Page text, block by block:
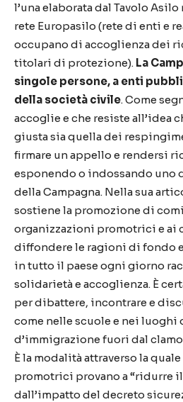
l’una elaborata dal Tavolo Asilo
rete Europasilo (rete di enti e
occupano di accoglienza dei
titolari di protezione). La
singole persone, a enti
della società civile. Come
accoglie e che resiste all’idea
giusta sia quella dei
firmare un appello e rendersi
esponendo o indossando
della Campagna. Nella sua
sostiene la promozione di
organizzazioni promotrici e ai
diffondere le ragioni di fondo
in tutto il paese ogni giorno
solidarietà e accoglienza. È
per dibattere, incontrare e
come nelle scuole e nei luoghi
d’immigrazione fuori dal
È la modalità attraverso la
promotrici provano a “ridurre
dall’impatto del decreto